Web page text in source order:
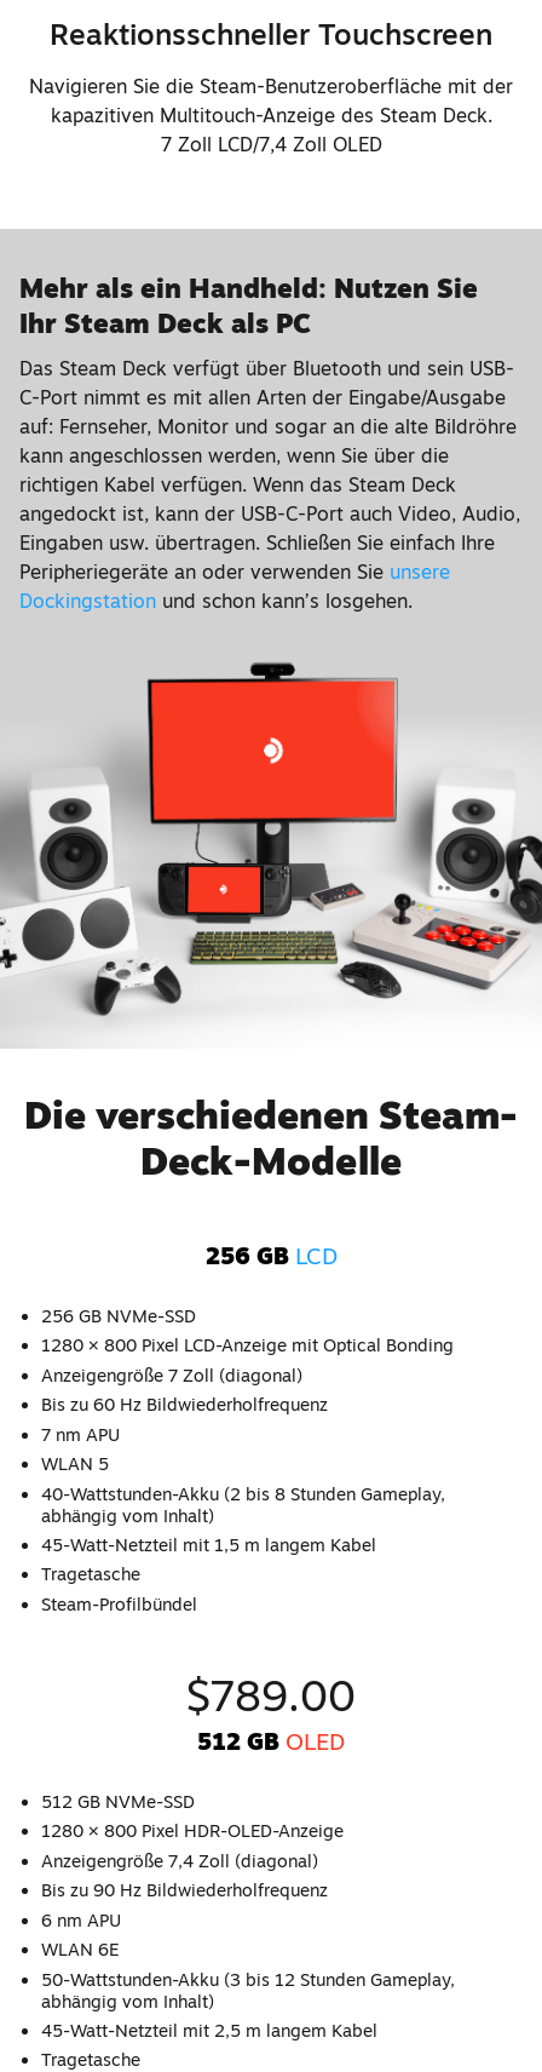
Reaktionsschneller Touchscreen
Navigieren Sie die Steam-Benutzeroberfläche mit der
kapazitiven Multitouch-Anzeige des Steam Deck.
7 Zoll LCD/7,4 Zoll OLED
Mehr als ein Handheld: Nutzen Sie
Ihr Steam Deck als PC
Das Steam Deck verfügt über Bluetooth und sein USB-
C-Port nimmt es mit allen Arten der Eingabe/Ausgabe
auf: Fernseher, Monitor und sogar an die alte Bildröhre
kann angeschlossen werden, wenn Sie über die
richtigen Kabel verfügen. Wenn das Steam Deck
angedockt ist, kann der USB-C-Port auch Video, Audio,
Eingaben usw. übertragen. Schließen Sie einfach Ihre
Peripheriegeräte an oder verwenden Sie unsere
Dockingstation und schon kann’s losgehen.
Die verschiedenen Steam-
Deck-Modelle
256 GB LCD
256 GB NVMe-SSD
1280 × 800 Pixel LCD-Anzeige mit Optical Bonding
Anzeigengröße 7 Zoll (diagonal)
Bis zu 60 Hz Bildwiederholfrequenz
7 nm APU
WLAN 5
40-Wattstunden-Akku (2 bis 8 Stunden Gameplay,
abhängig vom Inhalt)
45-Watt-Netzteil mit 1,5 m langem Kabel
Tragetasche
Steam-Profilbündel
$789.00
512 GB OLED
512 GB NVMe-SSD
1280 × 800 Pixel HDR-OLED-Anzeige
Anzeigengröße 7,4 Zoll (diagonal)
Bis zu 90 Hz Bildwiederholfrequenz
6 nm APU
WLAN 6E
50-Wattstunden-Akku (3 bis 12 Stunden Gameplay,
abhängig vom Inhalt)
45-Watt-Netzteil mit 2,5 m langem Kabel
Tragetasche